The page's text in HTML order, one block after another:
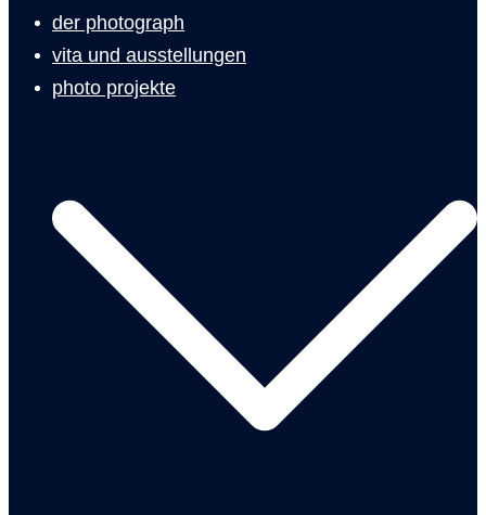
der photograph
vita und ausstellungen
photo projekte